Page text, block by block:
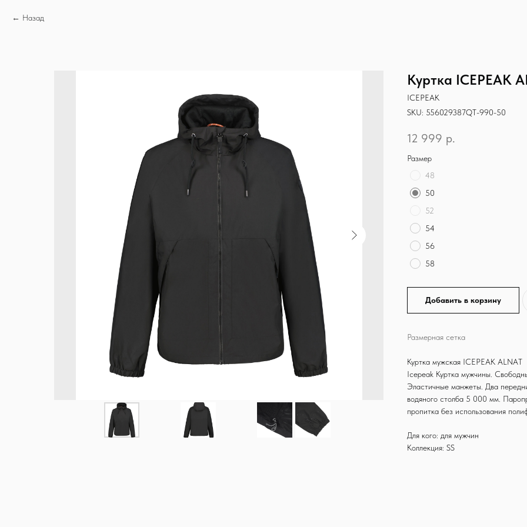
Назад
Куртка ICEPEAK
ICEPEAK
SKU: 556029387QT-990-50
12 999 р.
Размер
48
50
52
54
56
58
Добавить в корзину
Размерная сетка
Куртка мужская ICEPEAK ALNAT
Icepeak Куртка мужчины.
Эластичные манжеты. Два
водяного столба 5 000 мм.
пропитка без использования
Для кого: для мужчин
Коллекция: SS